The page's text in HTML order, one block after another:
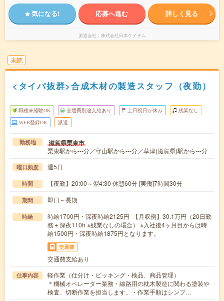
気になる! 応募へ進む 詳しく見る
派遣会社 株式会社日本ケイテム
未読
<タイパ抜群>合成木材の製造スタッフ（夜勤）
職種未経験OK 交通費別途支給あり 土日祝日が休み 残業なし
WEB登録OK 派遣
勤務地 滋賀県栗東市
栗東駅から---分／守山駅から---分／草津(滋賀県)駅から---分
曜日頻度 週5日
時間 【夜勤】20:00～翌4:30 休憩60分 [実働]7時間30分
期間 即日～長期
時給
時給1700円・深夜時給2125円 【月収例】30.1万円（20日勤
務＋深夜110h ※残業なしの場合） ※入社後4ヶ月目からは時
給1500円・深夜時給1875円となります。
交通費
交通費支給あり
仕事内容
軽作業（仕分け・ピッキング・検品、商品管理）
＊機械オペレーター業務・線路用の枕木製造に関わる塗装や
検査、切断作業を担当します。・作業手順はシンプ…